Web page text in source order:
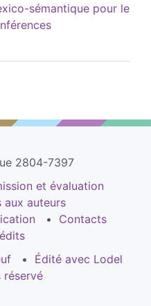
sémantique pour le
2804-7397
et évaluation
aux auteurs
Contacts
Édité avec Lodel
réservé